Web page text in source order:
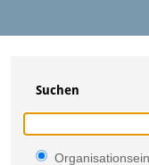
Suchen